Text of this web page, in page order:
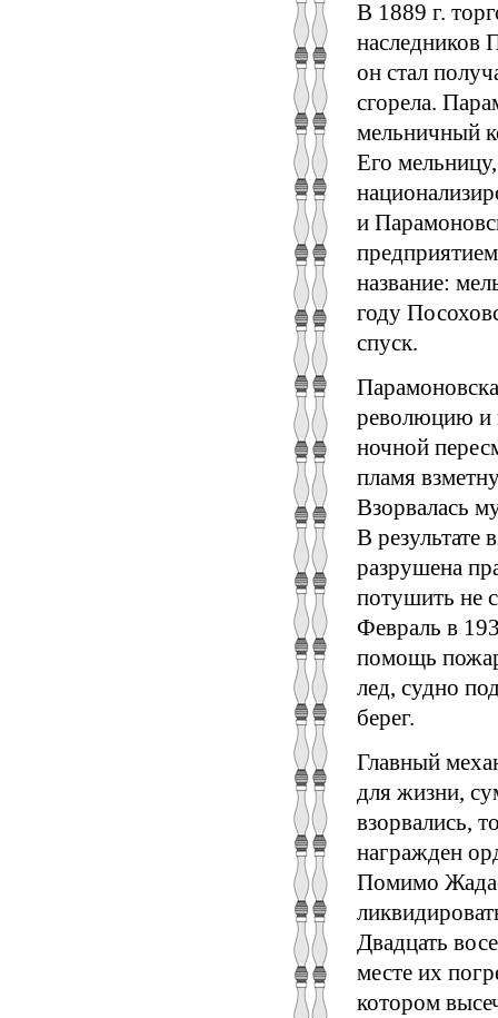
В 1889 г.
наследников
он стал
сгорела.
мельничный
Его
и
название:
году
спуск.
революцию и
ночной
пламя
Взорвалась
В результате
разрушена
потушить не
Февраль в
помощь
лед, судно
берег.
Главный
для жизни,
взорвались,
награжден
Помимо
Двадцать
месте их
котором